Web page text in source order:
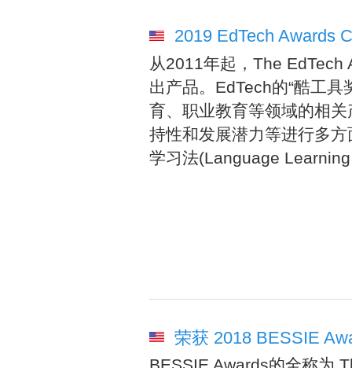
2019 EdTech Awards
从2011年起，The EdTech
出产品。EdTech的“酷工
育、职业教育等领域的相
持性和发展潜力等进行多
学习法(Language
荣获 2018 BESSIE